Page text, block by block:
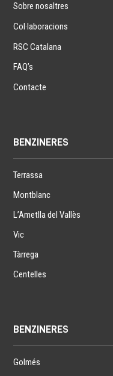
Sobre nosaltres
Col·laboracions
RSC Catalana
FAQ’s
Contacte
BENZINERES
Terrassa
Montblanc
L’Ametlla del Vallès
Vic
Tàrrega
Centelles
BENZINERES
Golmés